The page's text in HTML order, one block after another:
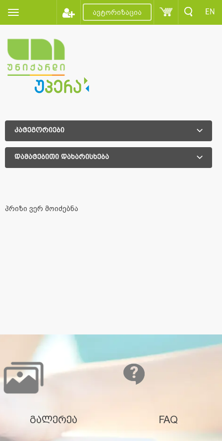
ავტორიზაცია EN
კატეგორიები
დამატებითი დახარისხება
პრიზი ვერ მოიძებნა
გალერეა FAQ